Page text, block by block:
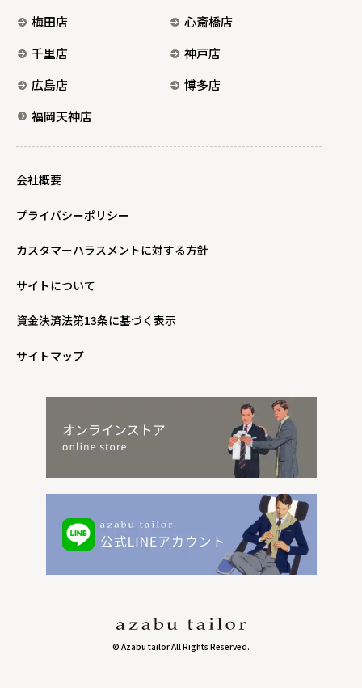
梅田店
心斎橋店
千里店
神戸店
広島店
博多店
福岡天神店
会社概要
プライバシーポリシー
カスタマーハラスメントに対する方針
サイトについて
資金決済法第13条に基づく表示
サイトマップ
© Azabu tailor All Rights Reserved.